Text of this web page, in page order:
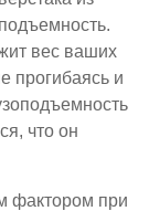
вес ваших
прогибаясь и
что он
фактором при